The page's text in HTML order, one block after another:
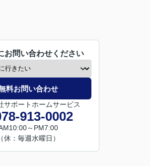
お問い合わせください
料お問い合わせ
サポートホームサービス
913-0002
～PM7:00
（休：毎週水曜日）